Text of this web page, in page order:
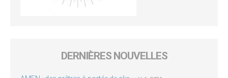
DERNIÈRES NOUVELLES